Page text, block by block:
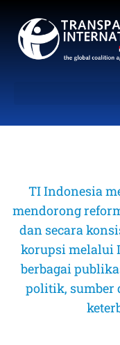
TI Indonesia
mendorong
dan secara
korupsi melalui
berbagai
politik, sumber